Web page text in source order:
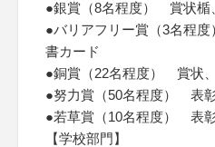
●銀賞（8名程度） 賞状楯
●バリアフリー賞（3名程
書カード
●銅賞（22名程度） 賞状
●努力賞（50名程度） 表
●若草賞（10名程度） 表
【学校部門】